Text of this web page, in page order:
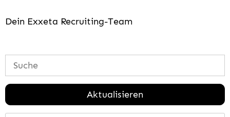
Dein Exxeta Recruiting-Team
Aktualisieren